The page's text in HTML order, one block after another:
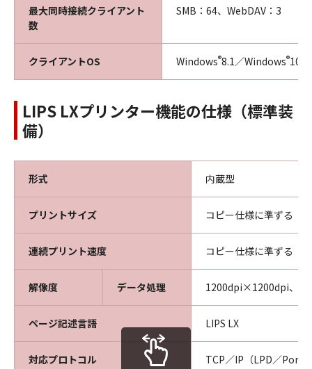
最大同時接続クライアント
数
SMB：64、WebDAV：3
クライアントOS Windows®8.1／Windows®10
LIPS LXプリンター機能の仕様（標準装
備）
形式 内蔵型
プリントサイズ コピー仕様に準ずる
連続プリント速度 コピー仕様に準ずる
解像度 データ処理 1200dpi×1200dpi、
ページ記述言語 LIPS LX
対応プロトコル TCP／IP（LPD／